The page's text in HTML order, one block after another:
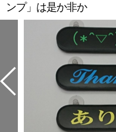
ンプ」は是か非か